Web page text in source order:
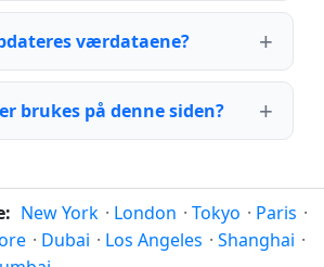
værdataene?
brukes på denne siden?
New York · London · Tokyo · Paris ·
· Dubai · Los Angeles · Shanghai ·